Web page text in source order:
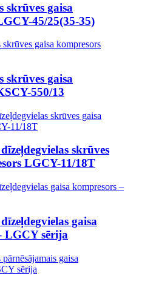
skrūves gaisa
45/25(35-35)
skrūves gaisa
550/13
skrūves
LGCY-11/18T
gaisa
LGCY sērija